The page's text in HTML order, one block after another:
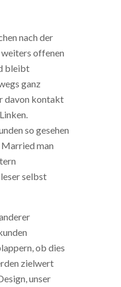
nach der
offenen
bleibt
ganz
davon kontakt
so gesehen
man
selbst
ob dies
zielwert
unser